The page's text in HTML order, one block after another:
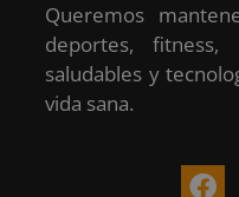
Queremos
deportes, fitness,
saludables y
vida sana.